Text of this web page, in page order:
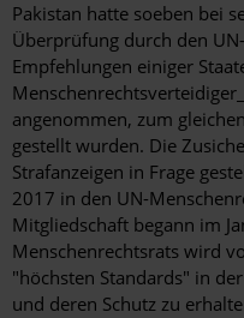
Pakistan hatte soeben bei
Überprüfung durch den
Empfehlungen einiger
angenommen, zum
gestellt wurden. Die
Strafanzeigen in Frage
2017 in den UN-
Mitgliedschaft begann im
Menschenrechtsrats wird
"höchsten Standards" in
und deren Schutz zu